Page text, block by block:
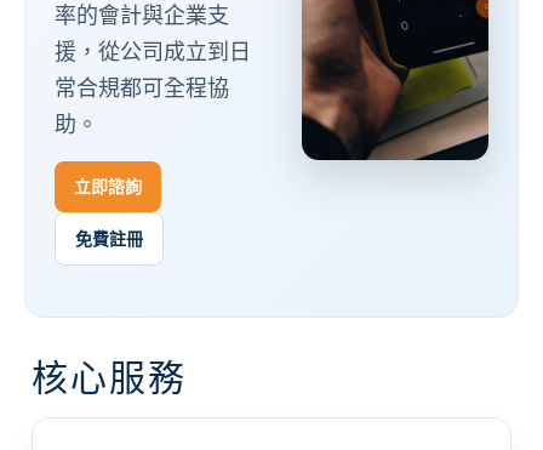
率的會計與企業支
援，從公司成立到日
常合規都可全程協
助。
立即諮詢
免費註冊
核心服務